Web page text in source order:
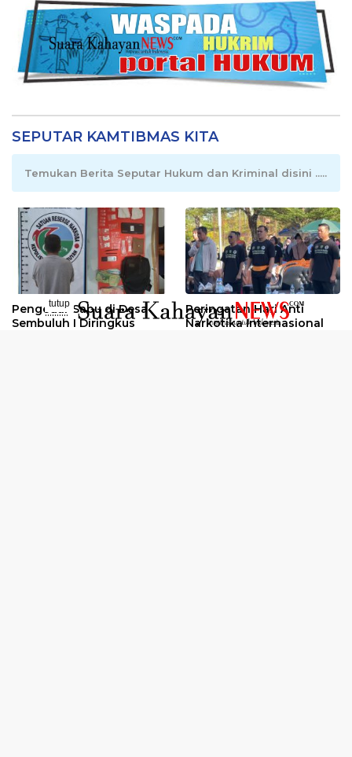
SEPUTAR KAMTIBMAS KITA
Temukan Berita Seputar Hukum dan Kriminal disini .....
Pengedar Sabu di Desa
Sembuluh I Diringkus
Peringatan Hari Anti
Narkotika Internasional
tutup
..........